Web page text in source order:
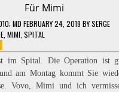
Für Mimi
; MD FEBRUARY 24, 2019 BYSERGE
, MIMI SPITAL
FÜR
Spital. Die Operation ist
am Montag kommt Sie
Vovo, Mimi und ich